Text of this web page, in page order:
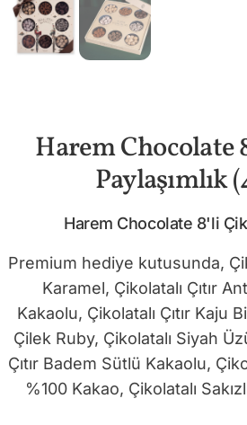
Harem Chocolate
Paylaşımlık
Harem Chocolate 8'li
Premium hediye kutusunda,
Karamel, Çikolatalı Çıtır
Kakaolu, Çikolatalı Çıtır Kaju
Çilek Ruby, Çikolatalı Siyah
Çıtır Badem Sütlü Kakaolu,
%100 Kakao, Çikolatalı